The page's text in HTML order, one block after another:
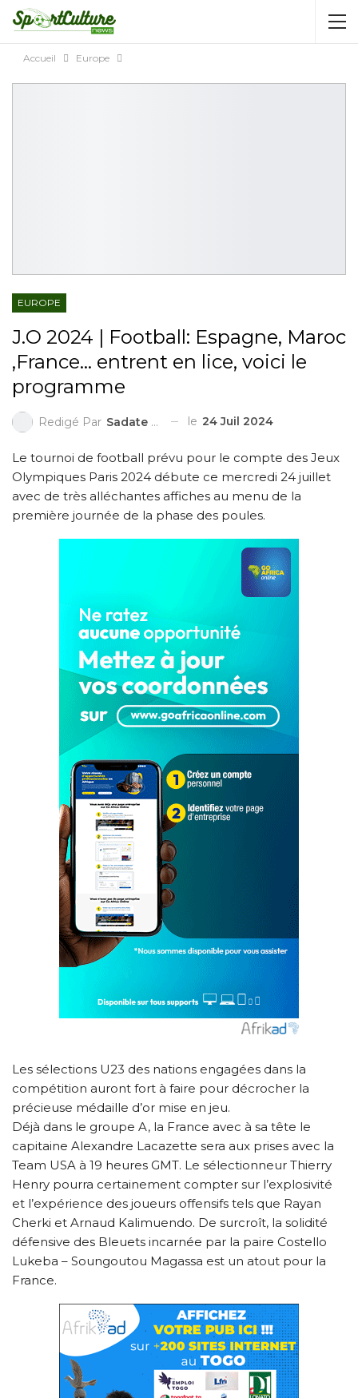
Accueil Europe
EUROPE
J.O 2024 | Football: Espagne, Maroc
,France… entrent en lice, voici le
programme
Redigé Par Sadate ZAKARI le 24 Juil 2024
Le tournoi de football prévu pour le compte des Jeux
Olympiques Paris 2024 débute ce mercredi 24 juillet
avec de très alléchantes affiches au menu de la
première journée de la phase des poules.
Les sélections U23 des nations engagées dans la
compétition auront fort à faire pour décrocher la
précieuse médaille d’or mise en jeu.
Déjà dans le groupe A, la France avec à sa tête le
capitaine Alexandre Lacazette sera aux prises avec la
Team USA à 19 heures GMT. Le sélectionneur Thierry
Henry pourra certainement compter sur l’explosivité
et l’expérience des joueurs offensifs tels que Rayan
Cherki et Arnaud Kalimuendo. De surcroît, la solidité
défensive des Bleuets incarnée par la paire Costello
Lukeba – Soungoutou Magassa est un atout pour la
France.
AUTORISATION DE LA HAAC N°0134/HAAC/12-